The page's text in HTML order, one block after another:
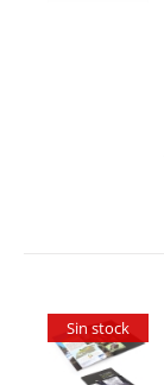
Sin stock